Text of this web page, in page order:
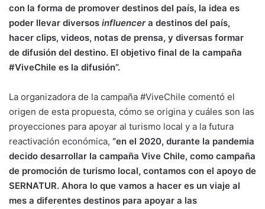
con la forma de promover destinos del país, la idea es
poder llevar diversos influencera destinos del país,
hacer clips, videos, notas de prensa, y diversas formar
de difusión del destino. El objetivo final de la campaña
#ViveChile es la difusión”.
La organizadora de la campaña #ViveChile comentó el
origen de esta propuesta, cómo se origina y cuáles son las
proyecciones para apoyar al turismo local y a la futura
reactivación económica, “en el 2020, durante la pandemia
decido desarrollar la campaña Vive Chile, como campaña
de promoción de turismo local, contamos con el apoyo de
SERNATUR. Ahora lo que vamos a hacer es un viaje al
mes a diferentes destinos para apoyar a las